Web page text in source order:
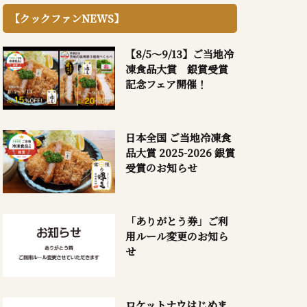
【クックファンNEWS】
【8/5～9/13】ご当地冷
凍食品大賞 銀賞受賞
記念フェア開催！
日本全国 ご当地冷凍食
品大賞 2025-2026 銀賞
受賞のお知らせ
「ありがとう券」ご利
用ルール変更のお知ら
せ